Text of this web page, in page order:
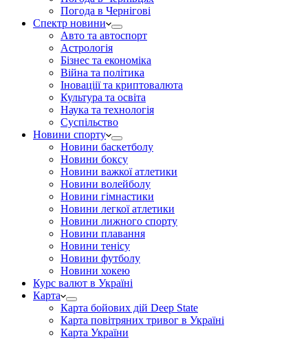
Погода в Чернігові
Спектр новини
Авто та автоспорт
Астрологія
Бізнес та економіка
Війна та політика
Іноваціії та криптовалюта
Культура та освіта
Наука та технологія
Суспільство
Новини спорту
Новини баскетболу
Новини боксу
Новини важкої атлетики
Новини волейболу
Новини гімнастики
Новини легкої атлетики
Новини лижного спорту
Новини плавання
Новини тенісу
Новини футболу
Новини хокею
Курс валют в Україні
Карта
Карта бойових дій Deep State
Карта повітряних тривог в Україні
Карта України